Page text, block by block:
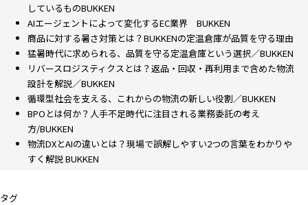
しているものBUKKEN
AIエージェントによって変化するEC業界 BUKKEN
商品に対する暑さ対策とは？BUKKENの定温倉庫が品質を守る理由
猛暑時代に求められる、品質を守る定温倉庫という選択／BUKKEN
リバースロジスティクスとは？返品・回収・再利用まで含めた物流
設計を解説／BUKKEN
循環型社会を支える、これからの物流の新しい役割／BUKKEN
BPOとは何か？人手不足時代に注目される業務委託の考え
方/BUKKEN
物流DXとAIの違いとは？現場で誤解しやすい2つの言葉をわかりや
すく解説 BUKKEN
タグ